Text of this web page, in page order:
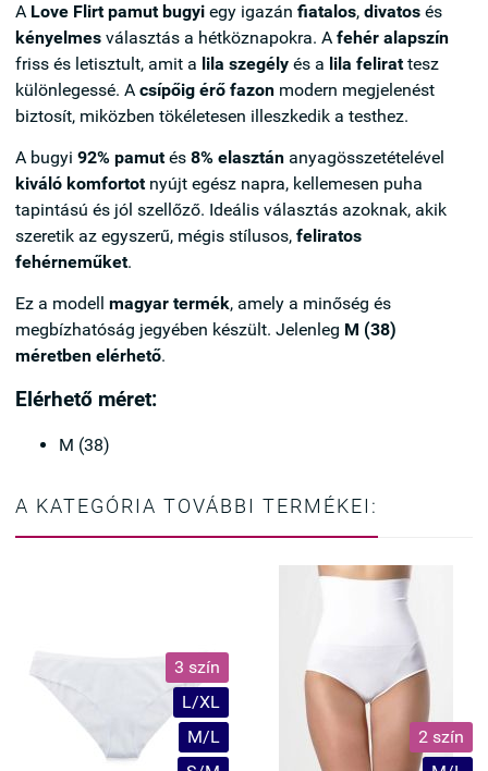
A Love Flirt pamut bugyi egy igazán fiatalos, divatos és
kényelmes választás a hétköznapokra. A fehér alapszín
friss és letisztult, amit a lila szegély és a lila felirattesz
különlegessé. A csípőig érő fazon modern megjelenést
biztosít, miközben tökéletesen illeszkedik a testhez.
A bugyi 92% pamutés 8% elasztán anyagösszetételével
kiváló komfortotnyújt egész napra, kellemesen puha
tapintású és jól szellőző. Ideális választás azoknak, akik
szeretik az egyszerű, mégis stílusos, feliratos
fehérneműket.
Ez a modell magyar termék, amely a minőség és
megbízhatóság jegyében készült. Jelenleg M (38)
méretben elérhető.
Elérhető méret:
M (38)
A KATEGÓRIA TOVÁBBI TERMÉKEI:
3 szín
L/XL
M/L
2 szín